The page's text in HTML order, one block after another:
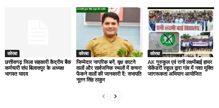
कोरबा
छत्तीसगढ़ जिला सहकारी केंद्रीय बैंक
कर्मचारी संघ बिलासपुर के अध्यक्ष
भागवत यादव
कोरबा
जिम्मेदार नागरिक बनें, वृक्ष काटने
वालों और सार्वजनिक स्थलों में कचरा
फेंकने वालों की जानकारी दें: सभापति
नूतन सिंह ठाकुर
कोरबा
AK गुरुकुल एवं रानी लक्ष्मीबाई हायर
सेकेंडरी स्कूल द्वारा गांव में नशा मुक्ति
जागरूकता अभियान आयोजित